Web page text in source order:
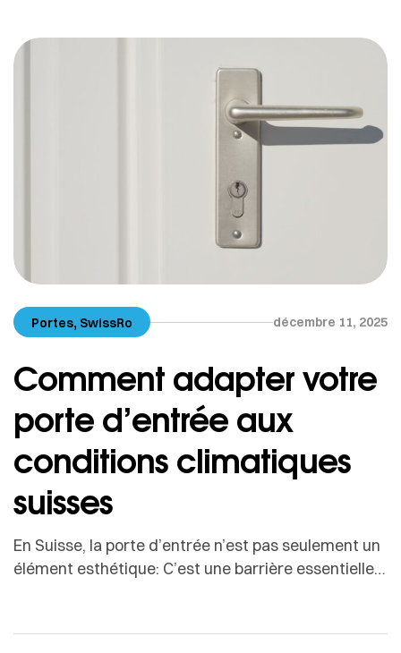
étroits, absence de fenêtre, orientation nord,
architecture compacte. Pourtant, il existe […]
Portes, SwissRo décembre 11, 2025
Comment adapter votre
porte d’entrée aux
conditions climatiques
suisses
En Suisse, la porte d’entrée n’est pas seulement un
élément esthétique: C’est une barrière essentielle
rigoureux, les étés de plus en plus chauds, les vents